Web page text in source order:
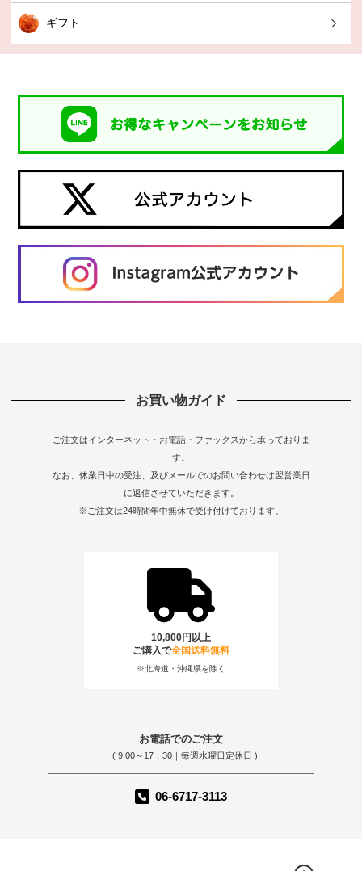
ギフト
お買い物ガイド
ご注文はインターネット・お電話・ファックスから承っておりま
す。
なお、休業日中の受注、及びメールでのお問い合わせは翌営業日
に返信させていただきます。
※ご注文は24時間年中無休で受け付けております。
10,800円以上
ご購入で全国送料無料
※北海道・沖縄県を除く
お電話でのご注文
( 9:00～17：30｜毎週水曜日定休日 )
06-6717-3113